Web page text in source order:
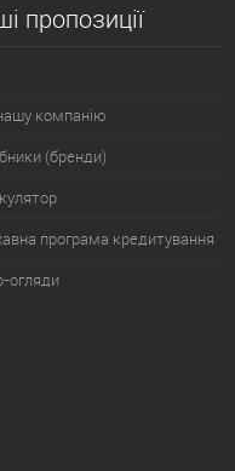
пропозиції
компанію
(бренди)
програма кредитування
огляди